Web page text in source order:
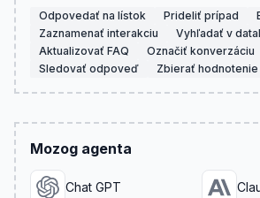
Odpovedať na lístok Prideliť prípad
Zaznamenať interakciu
Vyhľadať v
Aktualizovať FAQ
Označiť konverzáciu
Sledovať odpoveď
Zbierať hodnotenie
Mozog agenta
Chat GPT